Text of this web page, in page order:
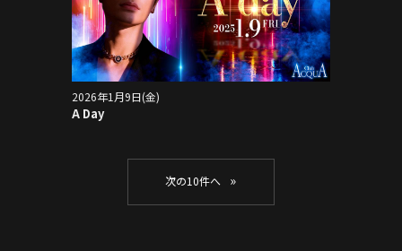
2026年1月9日(金)
A Day
»